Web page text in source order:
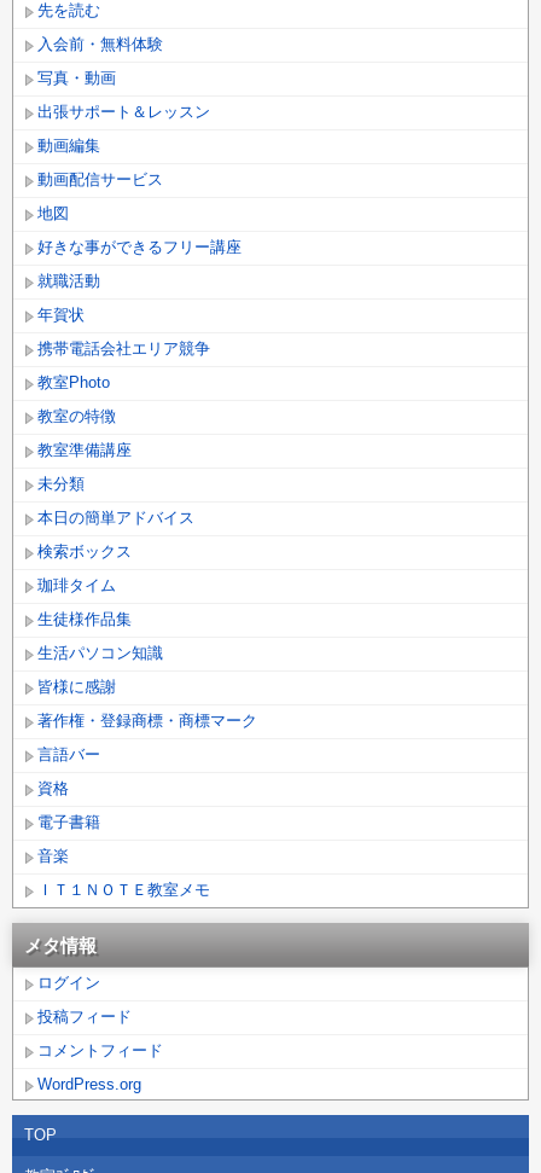
先を読む
入会前・無料体験
写真・動画
出張サポート＆レッスン
動画編集
動画配信サービス
地図
好きな事ができるフリー講座
就職活動
年賀状
携帯電話会社エリア競争
教室Photo
教室の特徴
教室準備講座
未分類
本日の簡単アドバイス
検索ボックス
珈琲タイム
生徒様作品集
生活パソコン知識
皆様に感謝
著作権・登録商標・商標マーク
言語バー
資格
電子書籍
音楽
ＩＴ１ＮＯＴＥ教室メモ
メタ情報
ログイン
投稿フィード
コメントフィード
WordPress.org
TOP